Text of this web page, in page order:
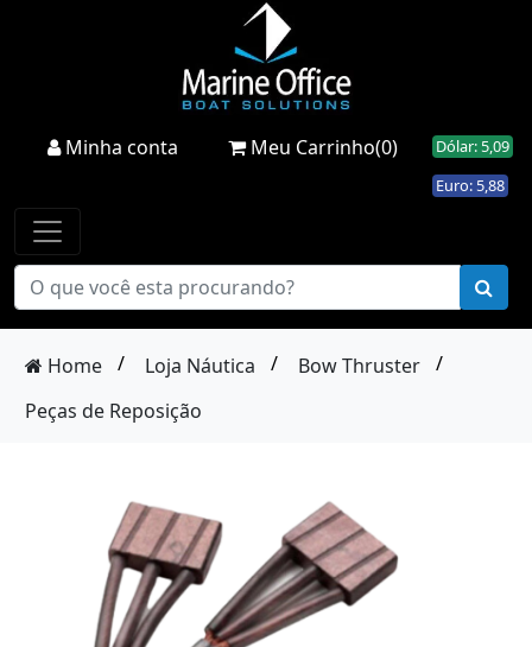
Minha conta Meu Carrinho(0)
Dólar: 5,09
Euro: 5,88
Home / Loja Náutica / Bow Thruster /
Peças de Reposição